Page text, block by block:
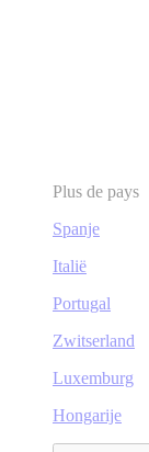
Plus de pays
Spanje
Italië
Portugal
Zwitserland
Luxemburg
Hongarije